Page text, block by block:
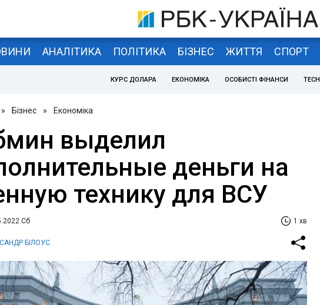
АНАЛІТИКА ПОЛІТИКА БІЗНЕС ЖИТТЯ СПОРТ
КУРС ДОЛАРА ЕКОНОМІКА ОСОБИСТІ ФІНАНСИ TECH
» Бізнес » Економіка
выделил
деньги на
технику для ВСУ
Сб 1 хв
БІЛОУС